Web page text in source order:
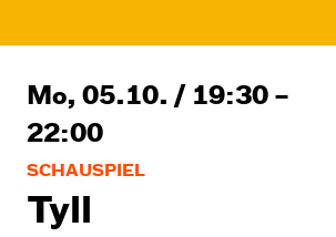
Mo, 05.10. / 19:30 –
22:00
SCHAUSPIEL
Tyll